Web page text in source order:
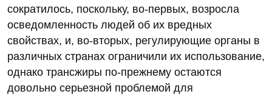
сократилось, поскольку, во-первых, возросла
осведомленность людей об их вредных
свойствах, и, во-вторых, регулирующие органы в
различных странах ограничили их использование,
однако трансжиры по-прежнему остаются
довольно серьезной проблемой для